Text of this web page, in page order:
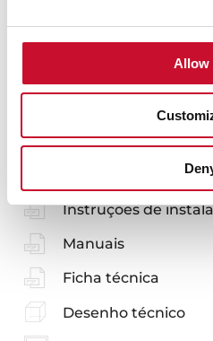
Allow
Documentação
Instruções de
Manuais
Ficha técnica
Desenho técnico